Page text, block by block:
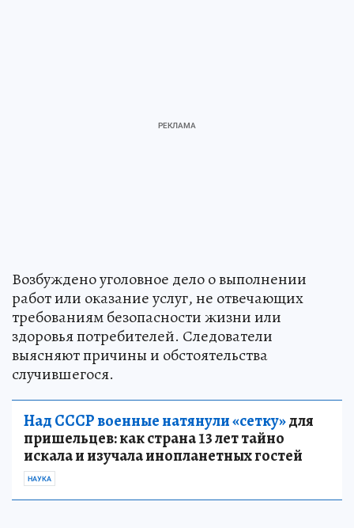
Возбуждено уголовное дело о выполнении
работ или оказание услуг, не отвечающих
требованиям безопасности жизни или
здоровья потребителей. Следователи
выясняют причины и обстоятельства
случившегося.
Над СССР военные натянули «сетку»для
пришельцев: как страна 13 лет тайно
искала и изучала инопланетных гостей
НАУКА